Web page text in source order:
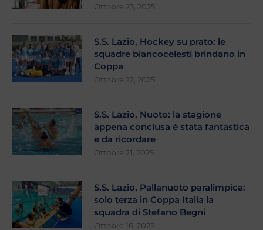
Ottobre 23, 2025
S.S. Lazio, Hockey su prato: le
squadre biancocelesti brindano in
Coppa
Ottobre 22, 2025
S.S. Lazio, Nuoto: la stagione
appena conclusa é stata fantastica
e da ricordare
Ottobre 21, 2025
S.S. Lazio, Pallanuoto paralimpica:
solo terza in Coppa Italia la
squadra di Stefano Begni
Ottobre 16, 2025